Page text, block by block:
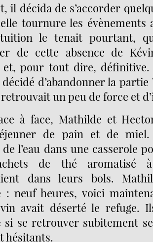
il décida de s’accorder
tournure les évènements
le tenait pourtant,
de cette absence de
et, pour tout dire, définitive.
d’abandonner la partie
un peu de force et
à face, Mathilde et
de pain et de
l’eau dans une casserole
de thé aromatisé
dans leurs bols.
: neuf heures, voici
avait déserté le refuge.
si se retrouver subitement
hésitants.